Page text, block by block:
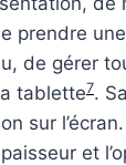
prendre
de gérer
tablette7.
sur
et